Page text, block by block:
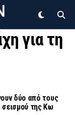
για τη
δύο από τους
σεισμού της Κω